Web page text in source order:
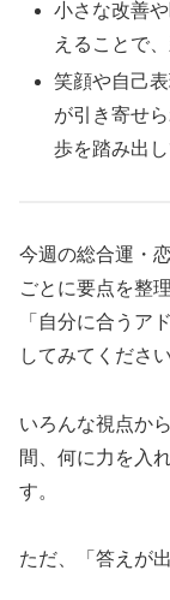
小さな改善
えることで
笑顔や自己
が引き寄せ
歩を踏み出し
今週の総合運・
ごとに要点を整
「自分に合うア
してみてください
いろんな視点か
間、何に力を入
す。
ただ、「答えが